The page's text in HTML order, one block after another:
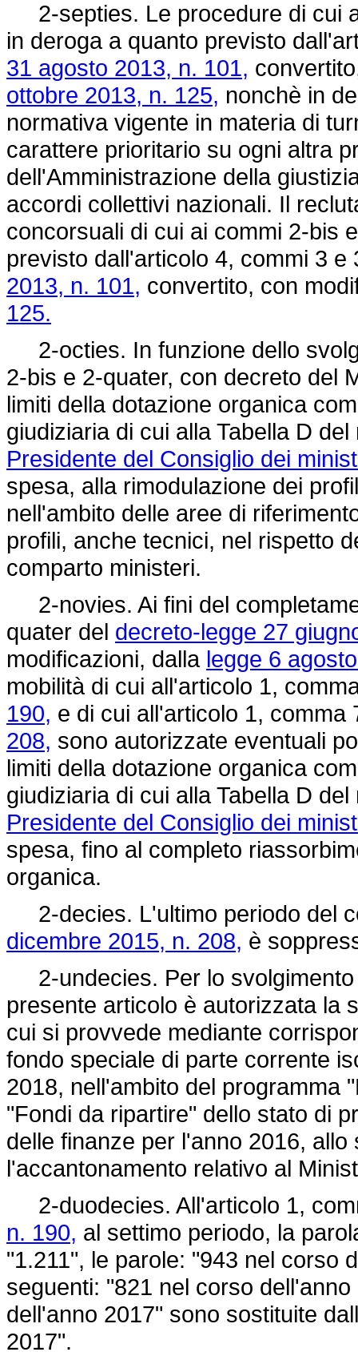
2-septies. Le procedure di cui
in deroga a quanto previsto
31 agosto 2013, n. 101,
ottobre 2013, n. 125, nonchè in
normativa vigente in materia di
carattere prioritario su ogni altra
dell'Amministrazione della
accordi collettivi nazionali. Il
concorsuali di cui ai commi 2-bis
previsto dall'articolo 4, commi 3
2013, n. 101, convertito, con
125.
2-octies. In funzione dello
2-bis e 2-quater, con decreto del
limiti della dotazione organica
giudiziaria di cui alla Tabella D
Presidente del Consiglio dei
spesa, alla rimodulazione dei
nell'ambito delle aree di
profili, anche tecnici, nel rispetto
comparto ministeri.
2-novies. Ai fini del
quater del decreto-legge 27
modificazioni, dalla legge 6
mobilità di cui all'articolo 1,
190, e di cui all'articolo 1, comma
208, sono autorizzate eventuali
limiti della dotazione organica
giudiziaria di cui alla Tabella D
Presidente del Consiglio dei
spesa, fino al completo
organica.
2-decies. L'ultimo periodo del
dicembre 2015, n. 208, è
2-undecies. Per lo svolgimento
presente articolo è autorizzata la
cui si provvede mediante
fondo speciale di parte corrente
2018, nell'ambito del programma
"Fondi da ripartire" dello stato di
delle finanze per l'anno 2016,
l'accantonamento relativo al
2-duodecies. All'articolo 1,
n. 190, al settimo periodo, la
"1.211", le parole: "943 nel corso
seguenti: "821 nel corso
dell'anno 2017" sono sostituite
2017".